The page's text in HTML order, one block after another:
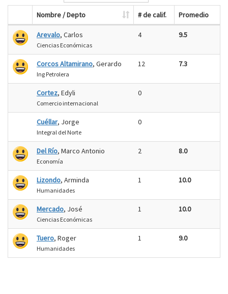
Nombre / Depto # de calif. Promedio
Arevalo, Carlos
Ciencias Económicas
4 9.5
Corcos Altamirano, Gerardo
Ing Petrolera
12 7.3
Cortez, Edyli
Comercio internacional
0
Cuéllar, Jorge
Integral del Norte
0
Del Río, Marco Antonio
Economía
2 8.0
Lizondo, Arminda
Humanidades
1 10.0
Mercado, José
Ciencias Económicas
1 10.0
Tuero, Roger
Humanidades
1 9.0